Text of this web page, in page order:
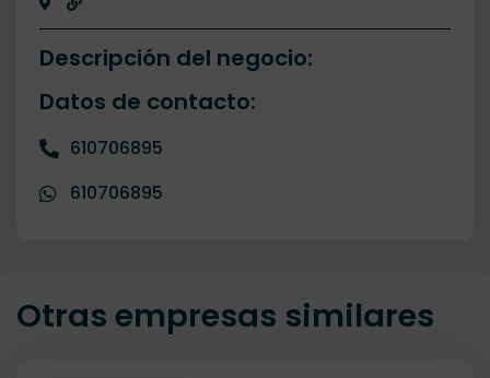
Descripción del negocio:
Datos de contacto:
610706895
610706895
Otras empresas similares